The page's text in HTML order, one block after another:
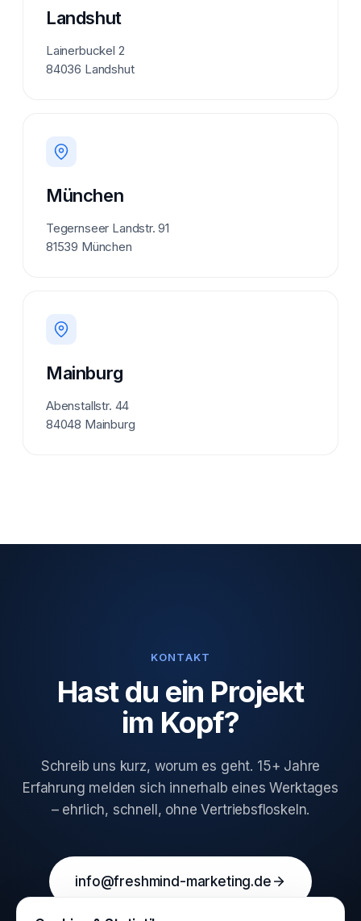
Landshut
Lainerbuckel 2
84036 Landshut
München
Tegernseer Landstr. 91
81539 München
Mainburg
Abenstallstr. 44
84048 Mainburg
KONTAKT
Hast du ein Projekt
im Kopf?
Schreib uns kurz, worum es geht. 15+ Jahre
Erfahrung melden sich innerhalb eines Werktages
– ehrlich, schnell, ohne Vertriebsfloskeln.
info@freshmind-marketing.de